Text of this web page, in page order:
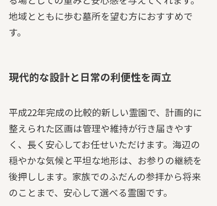
地域とともに歩む墓所を望む方におすすめで
す。
現代的な設計と日常の利便性を両立
平成22年完成の比較的新しい霊園で、計画的に
整えられた区画は管理や維持が行き届きやす
く、長く安心してお任せいただけます。海辺の
穏やかな気候と平坦な地形は、お参りの継続を
後押しします。家族でのふだんの参拝から将来
のことまで、安心して選べる霊園です。